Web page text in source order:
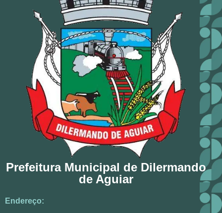
Prefeitura Municipal de Dilermando
de Aguiar
Endereço: